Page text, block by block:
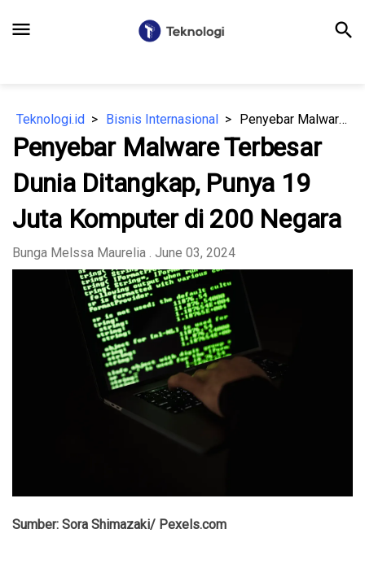
menu search
Teknologi.id Bisnis Internasional Penyebar Malware Terbesar Dunia Ditangkap, Punya 19 Juta Komputer di 200 Negara
Penyebar Malware Terbesar
Dunia Ditangkap, Punya 19
Juta Komputer di 200 Negara
Bunga Melssa Maurelia . June 03, 2024
Sumber: Sora Shimazaki/ Pexels.com